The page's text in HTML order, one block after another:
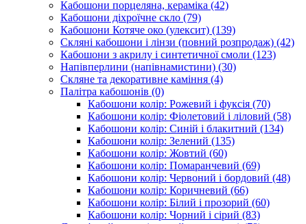
Кабошони порцеляна, кераміка (42)
Кабошони діхроїчне скло (79)
Кабошони Котяче око (улексит) (139)
Скляні кабошони і лінзи (повний розпродаж) (42)
Кабошони з акрилу і синтетичної смоли (123)
Напівперлини (напівнамистини) (30)
Скляне та декоративне каміння (4)
Палітра кабошонів (0)
Кабошони колір: Рожевий і фуксія (70)
Кабошони колір: Фіолетовий і ліловий (58)
Кабошони колір: Синій і блакитний (134)
Кабошони колір: Зелений (135)
Кабошони колір: Жовтий (60)
Кабошони колір: Помаранчевий (69)
Кабошони колір: Червоний і бордовий (48)
Кабошони колір: Коричневий (66)
Кабошони колір: Білий і прозорий (60)
Кабошони колір: Чорний і сірий (83)